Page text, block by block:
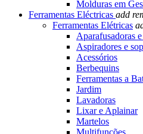
Molduras em
Ferramentas Eléctricas add
Ferramentas Elétricas
Aparafusadoras
Aspiradores e
Acessórios
Berbequins
Ferramentas a
Jardim
Lavadoras
Lixar e Aplainar
Martelos